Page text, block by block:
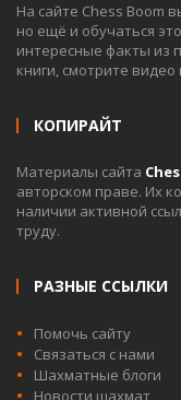
На сайте Chess Boom
но ещё и обучаться
интересные факты из
книги, смотрите
КОПИРАЙТ
Материалы сайта
авторском праве. Их
наличии активной
труду.
РАЗНЫЕ ССЫЛКИ
Помочь сайту
Связаться с нами
Шахматные блоги
Новости шахмат